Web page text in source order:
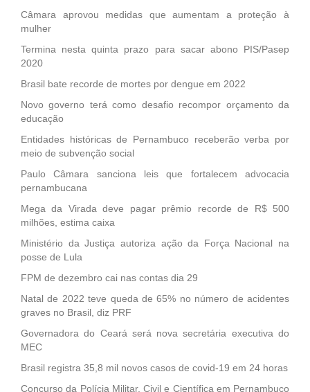
Câmara aprovou medidas que aumentam a proteção à
mulher
Termina nesta quinta prazo para sacar abono PIS/Pasep
2020
Brasil bate recorde de mortes por dengue em 2022
Novo governo terá como desafio recompor orçamento da
educação
Entidades históricas de Pernambuco receberão verba por
meio de subvenção social
Paulo Câmara sanciona leis que fortalecem advocacia
pernambucana
Mega da Virada deve pagar prêmio recorde de R$ 500
milhões, estima caixa
Ministério da Justiça autoriza ação da Força Nacional na
posse de Lula
FPM de dezembro cai nas contas dia 29
Natal de 2022 teve queda de 65% no número de acidentes
graves no Brasil, diz PRF
Governadora do Ceará será nova secretária executiva do
MEC
Brasil registra 35,8 mil novos casos de covid-19 em 24 horas
Concurso da Polícia Militar, Civil e Científica em Pernambuco